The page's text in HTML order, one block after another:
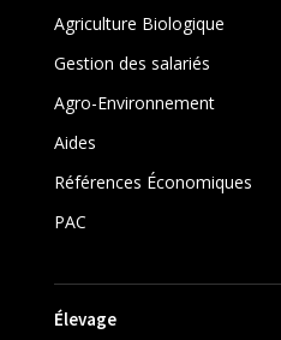
Agriculture Biologique
Gestion des salariés
Agro-Environnement
Aides
Références Économiques
PAC
Élevage